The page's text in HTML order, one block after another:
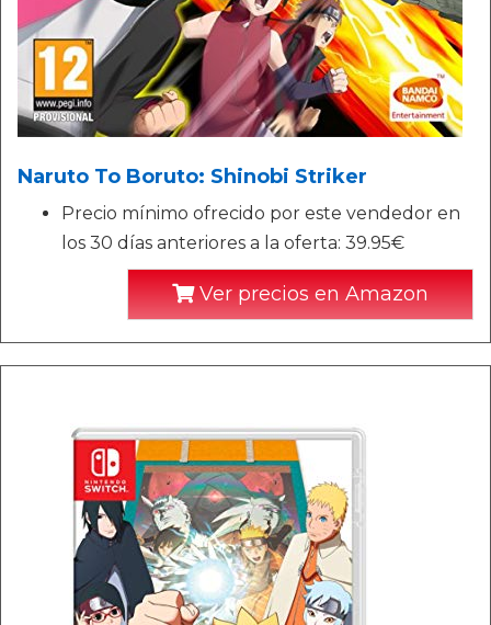
Naruto To Boruto: Shinobi Striker
Precio mínimo ofrecido por este vendedor en
los 30 días anteriores a la oferta: 39.95€
Ver precios en Amazon